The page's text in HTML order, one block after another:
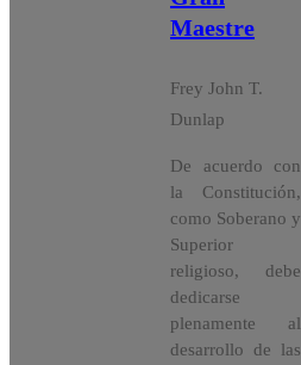
Maestre
Frey John T.
Dunlap
De acuerdo con
la Constitución,
como Soberano y
Superior
religioso, debe
dedicarse
plenamente al
desarrollo de las